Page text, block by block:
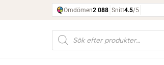
Produktsökning